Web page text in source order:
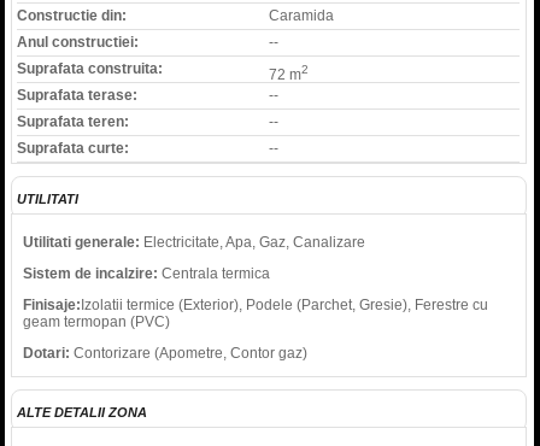
Constructie din:
Caramida
Anul constructiei:
--
Suprafata construita:
72 m2
Suprafata terase:
--
Suprafata teren:
--
Suprafata curte:
--
UTILITATI
Utilitati generale: Electricitate, Apa, Gaz, Canalizare
Sistem de incalzire: Centrala termica
Finisaje: Izolatii termice (Exterior), Podele (Parchet, Gresie), Ferestre cu
geam termopan (PVC)
Dotari: Contorizare (Apometre, Contor gaz)
ALTE DETALII ZONA